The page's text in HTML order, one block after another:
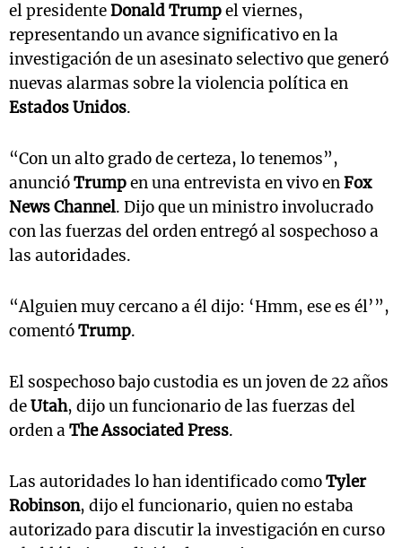
el presidenteDonald Trumpel viernes,
representando un avance significativo en la
investigación de un asesinato selectivo que generó
nuevas alarmas sobre la violencia política en
Estados Unidos.
“Con un alto grado de certeza, lo tenemos”,
anuncióTrumpen una entrevista en vivo enFox
News Channel. Dijo que un ministro involucrado
con las fuerzas del orden entregó al sospechoso a
las autoridades.
“Alguien muy cercano a él dijo: ‘Hmm, ese es él’”,
comentóTrump.
El sospechoso bajo custodia es un joven de 22 años
deUtah, dijo un funcionario de las fuerzas del
orden aThe Associated Press.
Las autoridades lo han identificado comoTyler
Robinson, dijo el funcionario, quien no estaba
autorizado para discutir la investigación en curso